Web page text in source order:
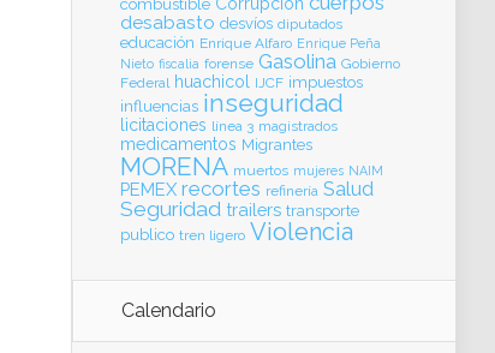
combustible Corrupcion
desabasto desvíos diputados
educación Enrique Alfaro Enrique Peña
Nieto fiscalia forense Gasolina Gobierno
Federal huachicol IJCF impuestos
influencias inseguridad
licitaciones línea 3 magistrados
medicamentos Migrantes
MORENA muertos mujeres NAIM
PEMEX recortes refinería Salud
Seguridad trailers transporte
publico tren ligero Violencia
Calendario